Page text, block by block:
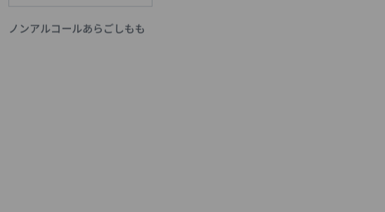
ノンアルコールあらごしもも